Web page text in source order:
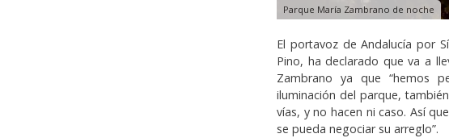
Parque María Zambrano de noche
El portavoz de Andalucía por
Pino, ha declarado que va a
Zambrano ya que “hemos
iluminación del parque,
vías, y no hacen ni caso. Así
se pueda negociar su arreglo”.